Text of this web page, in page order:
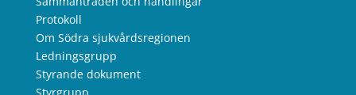
Protokoll
Om Södra sjukvårdsregionen
Ledningsgrupp
Styrande dokument